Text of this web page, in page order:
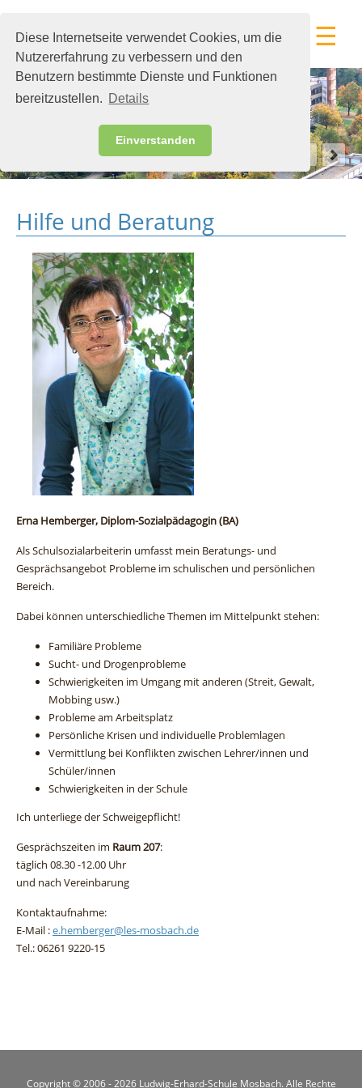
Diese Internetseite verwendet Cookies, um die
Nutzererfahrung zu verbessern und den
Benutzern bestimmte Dienste und Funktionen
bereitzustellen. Details
Einverstanden
☰
Hilfe und Beratung
Erna Hemberger, Diplom-Sozialpädagogin (BA)
Als Schulsozialarbeiterin umfasst mein Beratungs- und
Gesprächsangebot Probleme im schulischen und persönlichen
Bereich.
Dabei können unterschiedliche Themen im Mittelpunkt stehen:
Familiäre Probleme
Sucht- und Drogenprobleme
Schwierigkeiten im Umgang mit anderen (Streit, Gewalt,
Mobbing usw.)
Probleme am Arbeitsplatz
Persönliche Krisen und individuelle Problemlagen
Vermittlung bei Konflikten zwischen Lehrer/innen und
Schüler/innen
Schwierigkeiten in der Schule
Ich unterliege der Schweigepflicht!
Gesprächszeiten im Raum 207:
täglich 08.30 -12.00 Uhr
und nach Vereinbarung
Kontaktaufnahme:
E-Mail :e.hemberger@les-mosbach.de
Tel.: 06261 9220-15
Copyright © 2006 - 2026 Ludwig-Erhard-Schule Mosbach. Alle Rechte